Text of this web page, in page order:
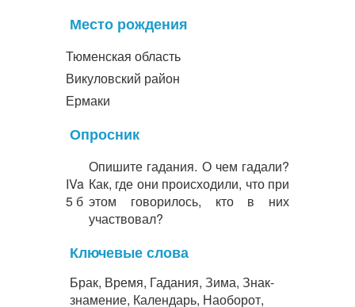
Место рождения
Тюменская область
Викуловский район
Ермаки
Опросник
IVa
5 б
Опишите гадания. О чем гадали?
Как, где они происходили, что при
этом говорилось, кто в них
участвовал?
Ключевые слова
Брак, Время, Гадания, Зима, Знак-
знамение, Календарь, Наоборот,